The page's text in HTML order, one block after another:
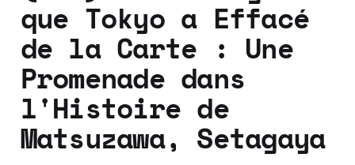
que Tokyo a Effacé
de la Carte : Une
Promenade dans
l'Histoire de
Matsuzawa, Setagaya